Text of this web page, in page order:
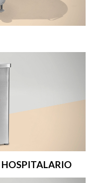
HOSPITALARIO